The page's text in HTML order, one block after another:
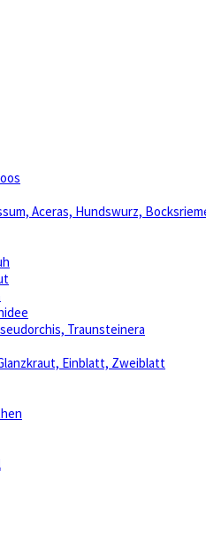
Aceras, Hundswurz,
Traunsteinera
Einblatt, Zweiblatt